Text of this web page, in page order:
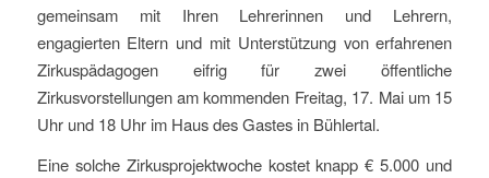
gemeinsam mit Ihren Lehrerinnen und Lehrern,
engagierten Eltern und mit Unterstützung von erfahrenen
Zirkuspädagogen eifrig für zwei öffentliche
Zirkusvorstellungen am kommenden Freitag, 17. Mai um 15
Uhr und 18 Uhr im Haus des Gastes in Bühlertal.
Eine solche Zirkusprojektwoche kostet knapp € 5.000 und